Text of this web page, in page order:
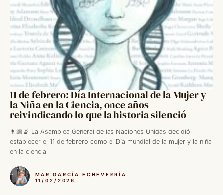
11 de febrero: Día Internacional de la Mujer y
la Niña en la Ciencia, once años
reivindicando lo que la historia silenció
👩🏼‍🔬 La Asamblea General de las Naciones Unidas decidió
establecer el 11 de febrero como el Día mundial de la mujer y la niña
en la ciencia
MAR GARCÍA ECHEVERRÍA
11/02/2026